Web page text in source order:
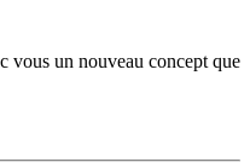
vous un nouveau concept que